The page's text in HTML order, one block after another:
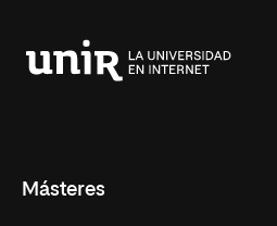
Másteres